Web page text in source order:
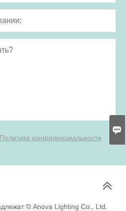
Политика конфиденциальности
© Anova Lighting Co., Ltd.
